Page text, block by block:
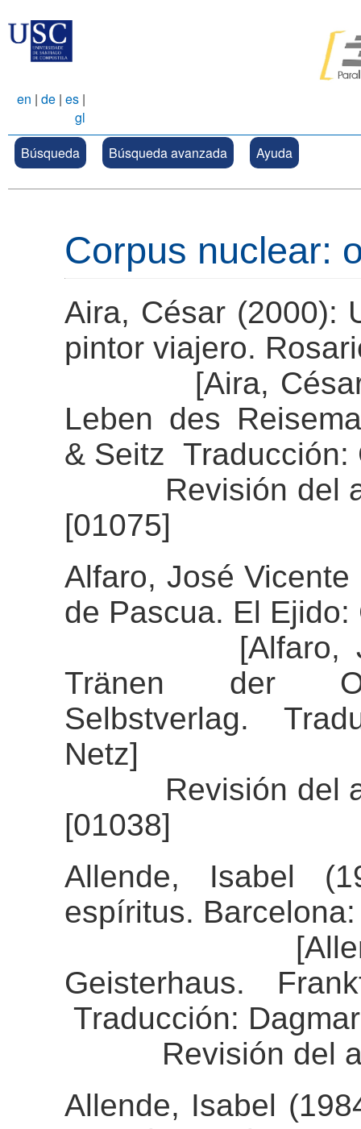
en | de | es |
gl
Búsqueda
Búsqueda avanzada Ayuda
Corpus nuclear:
Aira, César (2000):
pintor viajero.
[Aira, César
Leben des
& Seitz Traducción:
Revisión del
[01075]
Alfaro, José
de Pascua. El
[Alfaro, José
Tränen der
Selbstverlag.
Netz]
Revisión del
[01038]
Allende, Isabel
espíritus.
[Allende,
Geisterhaus.
Traducción:
Revisión del
Allende, Isabel